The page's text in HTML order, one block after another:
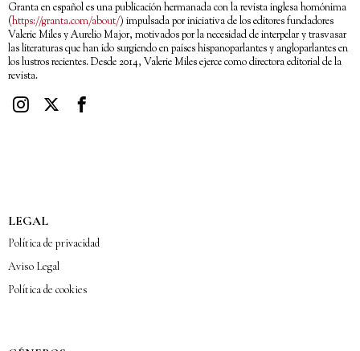
Granta en español es una publicación hermanada con la revista inglesa homónima
(https://granta.com/about/) impulsada por iniciativa de los editores fundadores
Valerie Miles y Aurelio Major, motivados por la necesidad de interpelar y trasvasar
las literaturas que han ido surgiendo en países hispanoparlantes y angloparlantes en
los lustros recientes. Desde 2014, Valerie Miles ejerce como directora editorial de la
revista.
LEGAL
Política de privacidad
Aviso Legal
Política de cookies